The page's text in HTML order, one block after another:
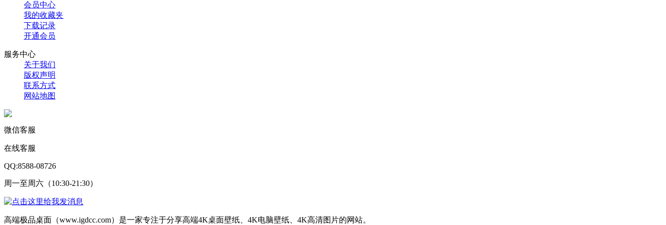
会员中心
我的收藏夹
下载记录
开通会员
服务中心
关于我们
版权声明
联系方式
网站地图
微信客服
在线客服
QQ:8588-08726
周一至周六（10:30-21:30）
高端极品桌面（www.igdcc.com）是一家专注于分享高端4K桌面壁纸、4K电脑壁纸、4K高清图片的网站。